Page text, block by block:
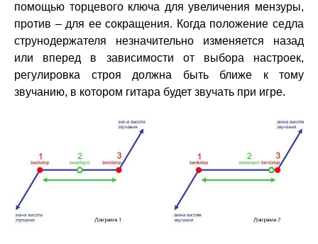
помощью торцевого ключа для увеличения мензуры,
против – для ее сокращения. Когда положение седла
струнодержателя незначительно изменяется назад
или вперед в зависимости от выбора настроек,
регулировка строя должна быть ближе к тому
звучанию, в котором гитара будет звучать при игре.